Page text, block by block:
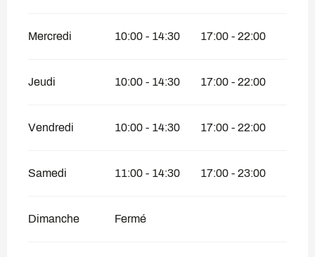
Mercredi 10:00 - 14:30 17:00 - 22:00
Jeudi 10:00 - 14:30 17:00 - 22:00
Vendredi 10:00 - 14:30 17:00 - 22:00
Samedi 11:00 - 14:30 17:00 - 23:00
Dimanche Fermé